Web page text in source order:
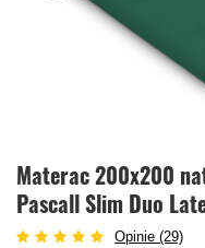
Materac 200x200
Pascall Slim Duo
Opinie (29)